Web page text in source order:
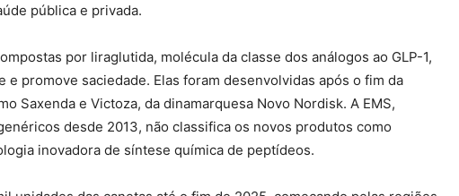
pública e privada.
por liraglutida, molécula da classe dos análogos ao GLP-1,
e promove saciedade. Elas foram desenvolvidas após o fim da
Saxenda e Victoza, da dinamarquesa Novo Nordisk. A EMS,
desde 2013, não classifica os novos produtos como
inovadora de síntese química de peptídeos.